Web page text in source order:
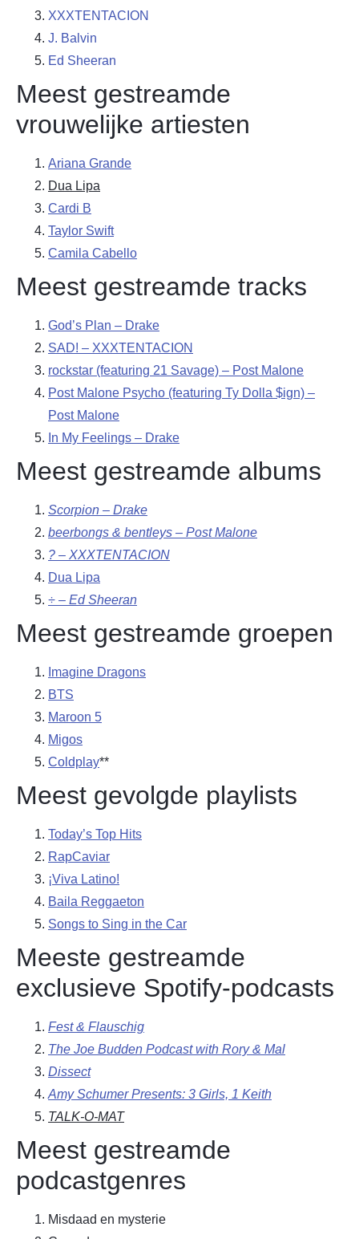
XXXTENTACION
J. Balvin
Ed Sheeran
Meest gestreamde
vrouwelijke artiesten
Ariana Grande
Dua Lipa
Cardi B
Taylor Swift
Camila Cabello
Meest gestreamde tracks
God’s Plan – Drake
SAD! – XXXTENTACION
rockstar (featuring 21 Savage) – Post Malone
Post Malone Psycho (featuring Ty Dolla $ign) –
Post Malone
In My Feelings – Drake
Meest gestreamde albums
Scorpion – Drake
beerbongs & bentleys – Post Malone
? – XXXTENTACION
Dua Lipa
÷ – Ed Sheeran
Meest gestreamde groepen
Imagine Dragons
BTS
Maroon 5
Migos
Coldplay**
Meest gevolgde playlists
Today’s Top Hits
RapCaviar
¡Viva Latino!
Baila Reggaeton
Songs to Sing in the Car
Meeste gestreamde
exclusieve Spotify-podcasts
Fest & Flauschig
The Joe Budden Podcast with Rory & Mal
Dissect
Amy Schumer Presents: 3 Girls, 1 Keith
TALK-O-MAT
Meest gestreamde
podcastgenres
Misdaad en mysterie